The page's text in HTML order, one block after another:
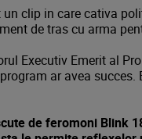
clip in care cativa
de tras cu arma
Executiv Emerit al
ar avea
de feromoni Blink